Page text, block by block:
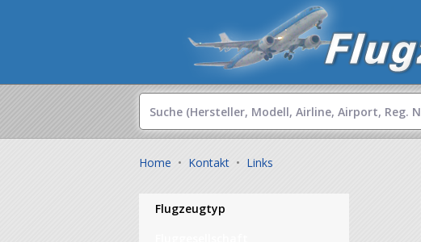
Home • Kontakt • Links
Flugzeugtyp